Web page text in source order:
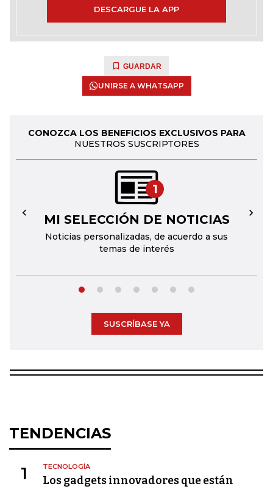
DESCARGUE LA APP
GUARDAR
UNIRSE A WHATSAPP
CONOZCA LOS BENEFICIOS EXCLUSIVOS PARA
NUESTROS SUSCRIPTORES
1
MI SELECCIÓN DE NOTICIAS
Noticias personalizadas, de acuerdo a sus
temas de interés
← →
SUSCRÍBASE YA
TENDENCIAS
1 TECNOLOGÍA
Los gadgets innovadores que están